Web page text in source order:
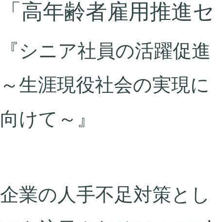
「高年齢者雇用推進
『シニア社員の活躍促進
～生涯現役社会の実現に
向けて～』
企業の人手不足対策とし